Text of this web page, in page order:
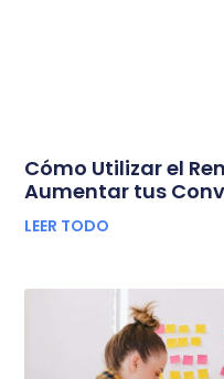
Cómo Utilizar el
Aumentar tus
LEER TODO